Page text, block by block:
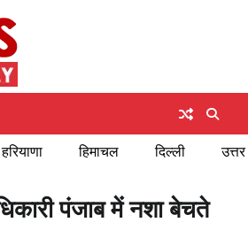
हरियाणा हिमाचल दिल्ली
पंजाब में नशा बेचते